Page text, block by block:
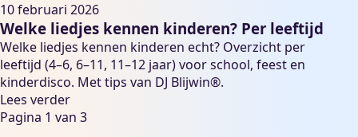
10 februari 2026
Welke liedjes kennen kinderen? Per leeftijd
Welke liedjes kennen kinderen echt? Overzicht per
leeftijd (4–6, 6–11, 11–12 jaar) voor school, feest en
kinderdisco. Met tips van DJ Blijwin®.
Lees verder
Pagina 1 van 3